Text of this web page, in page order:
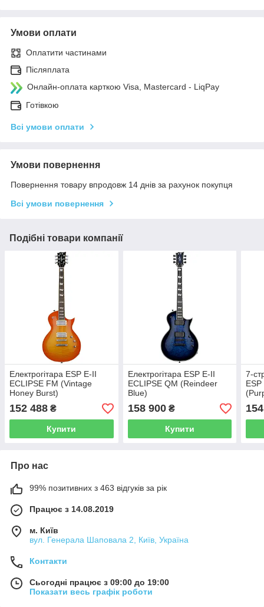
Умови оплати
Оплатити частинами
Післяплата
Онлайн-оплата карткою Visa, Mastercard - LiqPay
Готівкою
Всі умови оплати
Умови повернення
Повернення товару впродовж 14 днів за рахунок покупця
Всі умови повернення
Подібні товари компанії
Електрогітара ESP E-II
ECLIPSE FM (Vintage
Honey Burst)
152 488 ₴
Купити
Електрогітара ESP E-II
ECLIPSE QM (Reindeer
Blue)
158 900₴
Купити
7-
Про нас
99% позитивних з 463 відгуків за рік
Працює з 14.08.2019
м. Київ
вул. Генерала Шаповала 2, Київ, Україна
Контакти
Сьогодні працює з 09:00 до 19:00
Показати весь графік роботи